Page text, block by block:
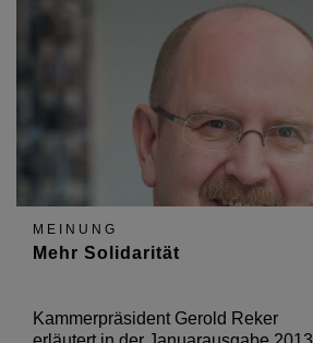
MEINUNG
Mehr Solidarität
Kammerpräsident Gerold Reker